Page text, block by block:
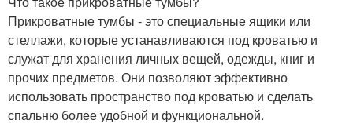
Прикроватные тумбы - это специальные ящики или
стеллажи, которые устанавливаются под кроватью и
служат для хранения личных вещей, одежды, книг и
прочих предметов. Они позволяют эффективно
использовать пространство под кроватью и сделать
спальню более удобной и функциональной.